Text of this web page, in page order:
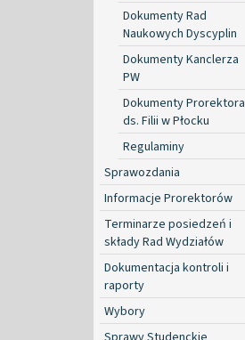
Dokumenty Rad
Naukowych Dyscyplin
Dokumenty Kanclerza
PW
Dokumenty Prorektora
ds. Filii w Płocku
Regulaminy
Sprawozdania
Informacje Prorektorów
Terminarze posiedzeń i
składy Rad Wydziałów
Dokumentacja kontroli i
raporty
Wybory